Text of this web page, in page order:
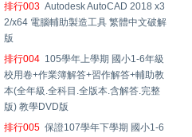
排行003 Autodesk AutoCAD 2018 x3
2/x64 電腦輔助製造工具 繁體中文破解
版
排行004 105學年上學期 國小1-6年級
校用卷+作業簿解答+習作解答+輔助教
本(全年級.全科目.全版本.含解答.完整
版) 教學DVD版
排行005 保證107學年下學期 國小1-6